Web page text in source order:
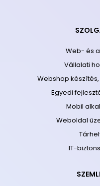
Web- és
Vállalati
Webshop
Egyedi
Mobil
Weboldal
IT-